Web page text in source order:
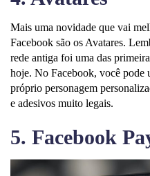
Mais uma novidade que vai
Facebook são os Avatares.
rede antiga foi uma das
hoje. No Facebook, você pode
próprio personagem
e adesivos muito legais.
5. Facebook